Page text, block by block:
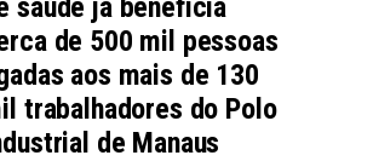
saúde já beneficia
de 500 mil pessoas
aos mais de 130
trabalhadores do Polo
de Manaus